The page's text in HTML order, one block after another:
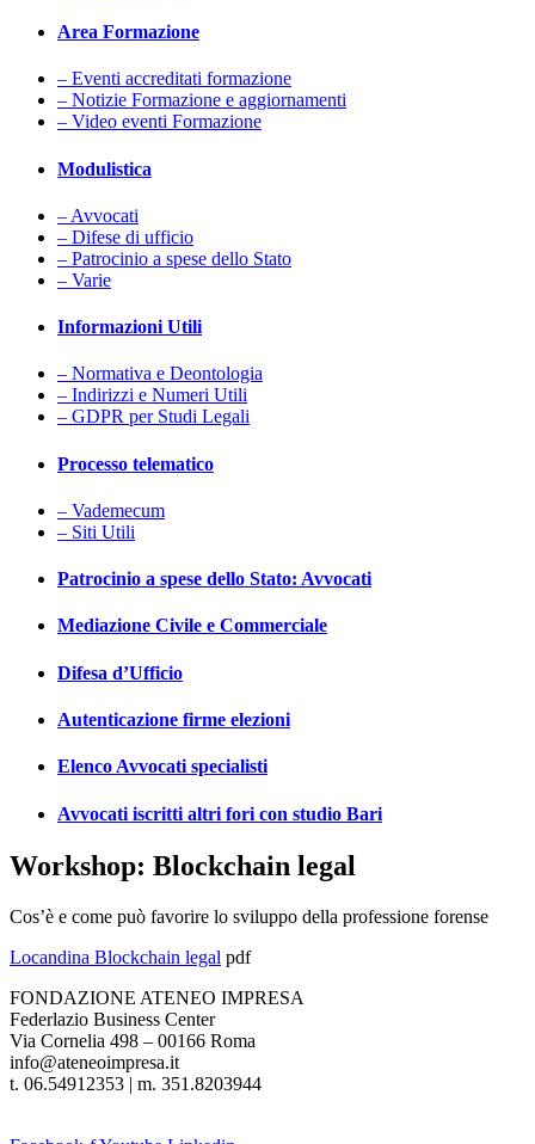
Area Formazione
– Eventi accreditati formazione
– Notizie Formazione e aggiornamenti
– Video eventi Formazione
Modulistica
– Avvocati
– Difese di ufficio
– Patrocinio a spese dello Stato
– Varie
Informazioni Utili
– Normativa e Deontologia
– Indirizzi e Numeri Utili
– GDPR per Studi Legali
Processo telematico
– Vademecum
– Siti Utili
Patrocinio a spese dello Stato: Avvocati
Mediazione Civile e Commerciale
Difesa d’Ufficio
Autenticazione firme elezioni
Elenco Avvocati specialisti
Avvocati iscritti altri fori con studio Bari
Workshop: Blockchain legal
Cos’è e come può favorire lo sviluppo della professione forense
Locandina Blockchain legal pdf
FONDAZIONE ATENEO IMPRESA
Federlazio Business Center
Via Cornelia 498 – 00166 Roma
info@ateneoimpresa.it
t. 06.54912353 | m. 351.8203944